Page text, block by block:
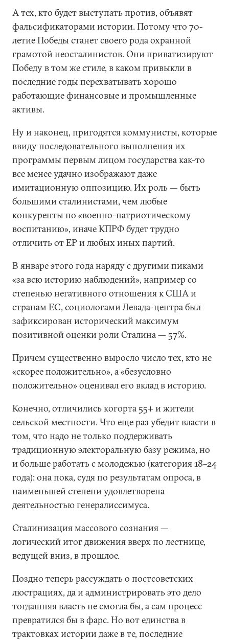
А тех, кто будет выступать против, объявят
фальсификаторами истории. Потому что 70-
летие Победы станет своего рода охранной
грамотой неосталинистов. Они приватизируют
Победу в том же стиле, в каком привыкли в
последние годы перехватывать хорошо
работающие финансовые и промышленные
активы.
Ну и наконец, пригодятся коммунисты, которые
ввиду последовательного выполнения их
программы первым лицом государства как-то
все менее удачно изображают даже
имитационную оппозицию. Их роль — быть
большими сталинистами, чем любые
конкуренты по «военно-патриотическому
воспитанию», иначе КПРФ будет трудно
отличить от ЕР и любых иных партий.
В январе этого года наряду с другими пиками
«за всю историю наблюдений», например со
степенью негативного отношения к США и
странам ЕС, социологами Левада-центра был
зафиксирован исторический максимум
позитивной оценки роли Сталина — 57%.
Причем существенно выросло число тех, кто не
«скорее положительно», а «безусловно
положительно» оценивал его вклад в историю.
Конечно, отличились когорта 55+ и жители
сельской местности. Что еще раз убедит власти в
том, что надо не только поддерживать
традиционную электоральную базу режима, но
и больше работать с молодежью (категория 18–24
года): она пока, судя по результатам опроса, в
наименьшей степени удовлетворена
деятельностью генералиссимуса.
Сталинизация массового сознания —
логический итог движения вверх по лестнице,
ведущей вниз, в прошлое.
Поздно теперь рассуждать о постсоветских
люстрациях, да и администрировать это дело
тогдашняя власть не смогла бы, а сам процесс
превратился бы в фарс. Но вот единства в
трактовках истории даже в те, последние